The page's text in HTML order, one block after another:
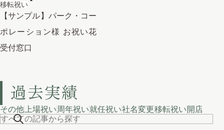
移転祝い
【サンプル】パーク・コー
ポレーション様 お祝い花
受付窓口
過去実績
その他 上場祝い 周年祝い就任祝い社名変更移転祝い 開店祝い